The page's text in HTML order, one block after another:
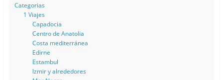
Categorias
1 Viajes
Capadocia
Centro de Anatolia
Costa mediterránea
Edirne
Estambul
Izmir y alrededores